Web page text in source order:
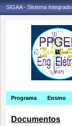
SIGAA - Sistema
Programa Ensino
Documentos